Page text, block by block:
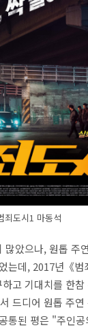
죄도시1 마동석
많았으나, 원톱 주
는데, 2017년《범
고 기대치를 한참
드디어 원톱 주
통된 평은 "주인